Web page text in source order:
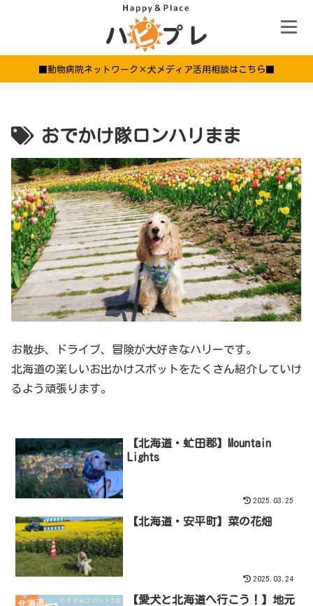
■動物病院ネットワーク×犬メディア活用相談はこちら■
おでかけ隊ロンハリまま
お散歩、ドライブ、冒険が大好きなハリーです。
北海道の楽しいお出かけスポットをたくさん紹介していけ
るよう頑張ります。
【北海道・虻田郡】Mountain
Lights
2025.03.25
【北海道・安平町】菜の花畑
2025.03.24
【愛犬と北海道へ行こう！】地元